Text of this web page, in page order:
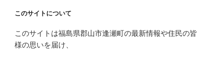
このサイトについて
このサイトは福島県郡山市逢瀬町の最新情報や住民の皆
様の思いを届け、